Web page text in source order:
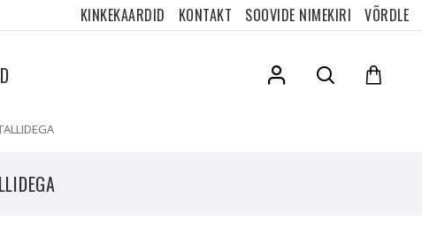
KINKEKAARDID KONTAKT SOOVIDE NIMEKIRI VÕRDLE